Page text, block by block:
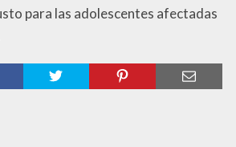
para las adolescentes afectadas